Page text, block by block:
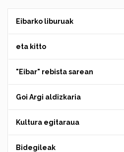
Eibarko liburuak
eta kitto
"Eibar" rebista sarean
Goi Argi aldizkaria
Kultura egitaraua
Bidegileak